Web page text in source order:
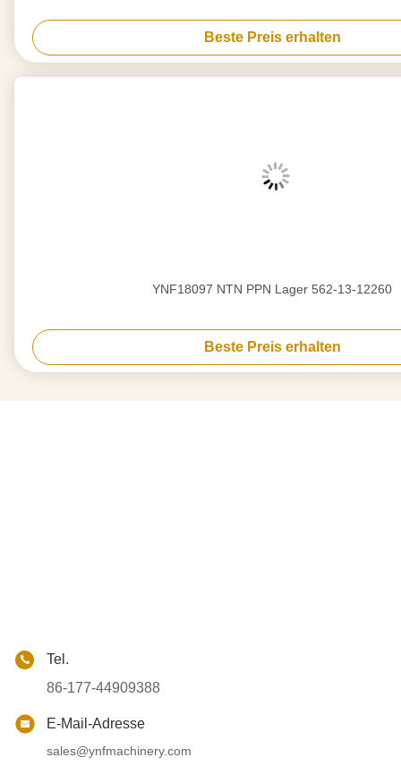
Beste Preis erhalten
YNF18097 NTN PPN Lager 562-13-12260
Beste Preis erhalten
Tel.
86-177-44909388
E-Mail-Adresse
sales@ynfmachinery.com